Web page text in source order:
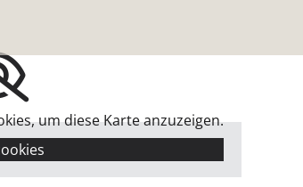
um diese Karte anzuzeigen.